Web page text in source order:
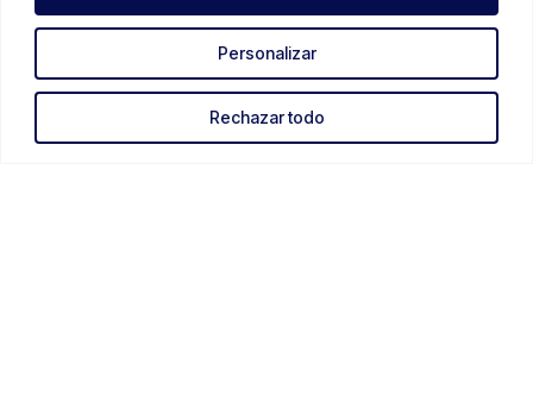
Personalizar
Rechazar todo
Legales